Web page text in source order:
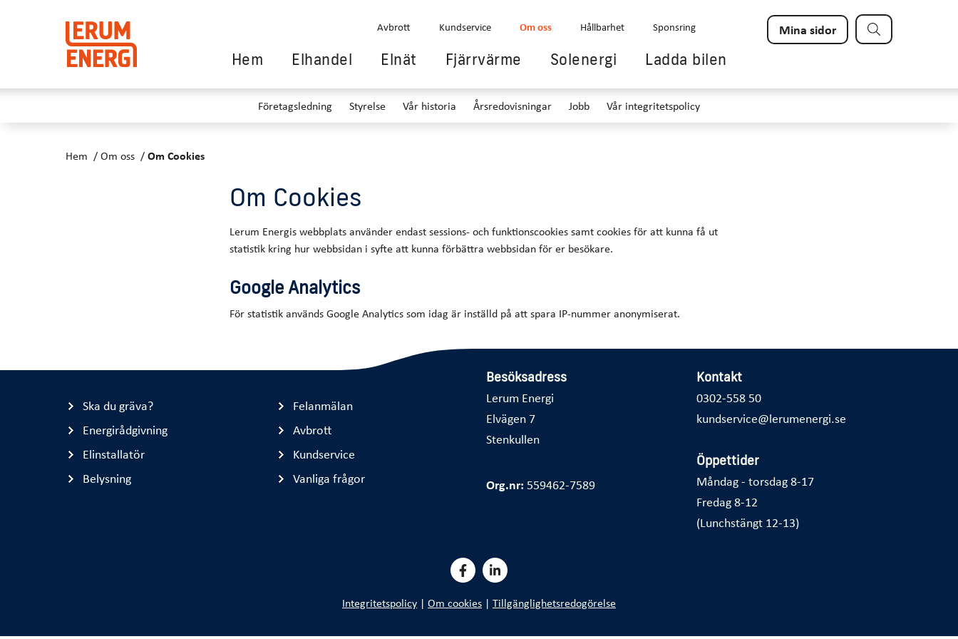
Sök
Avbrott Kundservice Om oss Hållbarhet Sponsring Mina sidor
Hem Elhandel Elnät Fjärrvärme Solenergi Ladda bilen
Företagsledning Styrelse Vår historia Årsredovisningar Jobb Vår integritetspolicy
Hem Om oss Om Cookies
Om Cookies
Lerum Energis webbplats använder endast sessions- och funktionscookies samt cookies för att kunna få ut
statistik kring hur webbsidan i syfte att kunna förbättra webbsidan för er besökare.
Google Analytics
För statistik används Google Analytics som idag är inställd på att spara IP-nummer anonymiserat.
Ska du gräva?
Energirådgivning
Elinstallatör
Belysning
Felanmälan
Avbrott
Kundservice
Vanliga frågor
Besöksadress
Lerum Energi
Elvägen 7
Stenkullen
Org.nr: 559462-7589
Kontakt
0302-558 50
kundservice@lerumenergi.se
Öppettider
Måndag - torsdag 8-17
Fredag 8-12
(Lunchstängt 12-13)
Integritetspolicy | Om cookies | Tillgänglighetsredogörelse